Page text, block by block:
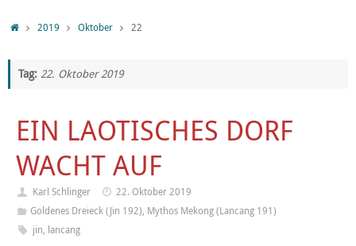
2019 Oktober 22
Tag: 22. Oktober 2019
EIN LAOTISCHES DORF
WACHT AUF
Karl Schlinger
22. Oktober 2019
Goldenes Dreieck (Jin 192), Mythos Mekong (Lancang 191)
jin, lancang